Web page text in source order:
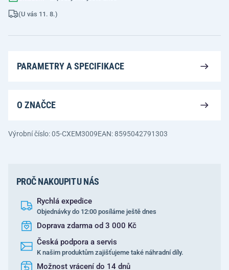
(U vás 11. 8.)
PARAMETRY A SPECIFIKACE
O ZNAČCE
Výrobní číslo: 05-CXEM3009EAN: 8595042791303
PROČ NAKOUPIT U NÁS
Rychlá expedice
Objednávky do 12:00 posíláme ještě dnes
Doprava zdarma od 3 000 Kč
Česká podpora a servis
K našim produktům zajišťujeme také náhradní díly.
Možnost vrácení do 14 dnů